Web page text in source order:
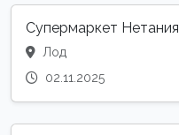
Супермаркет Нетания
Лод
02.11.2025